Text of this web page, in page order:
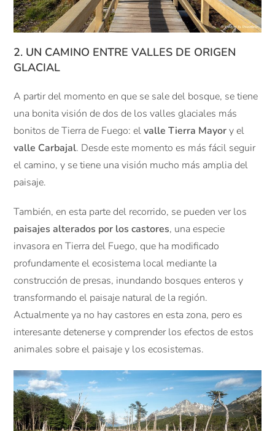
2. UN CAMINO ENTRE VALLES DE ORIGEN
GLACIAL
A partir del momento en que se sale del bosque, se tiene
una bonita visión de dos de los valles glaciales más
bonitos de Tierra de Fuego: elvalle Tierra Mayory el
valle Carbajal. Desde este momento es más fácil seguir
el camino, y se tiene una visión mucho más amplia del
paisaje.
También, en esta parte del recorrido, se pueden ver los
paisajes alterados por los castores, una especie
invasora en Tierra del Fuego, que ha modificado
profundamente el ecosistema local mediante la
construcción de presas, inundando bosques enteros y
transformando el paisaje natural de la región.
Actualmente ya no hay castores en esta zona, pero es
interesante detenerse y comprender los efectos de estos
animales sobre el paisaje y los ecosistemas.